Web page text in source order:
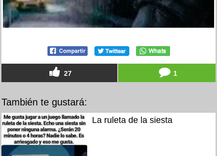
27 1
También te gustará:
La ruleta de la siesta